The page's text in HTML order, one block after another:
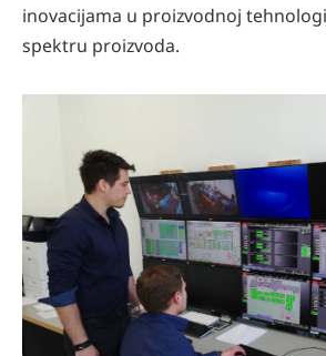
inovacijama u proizvodnoj
spektru proizvoda.